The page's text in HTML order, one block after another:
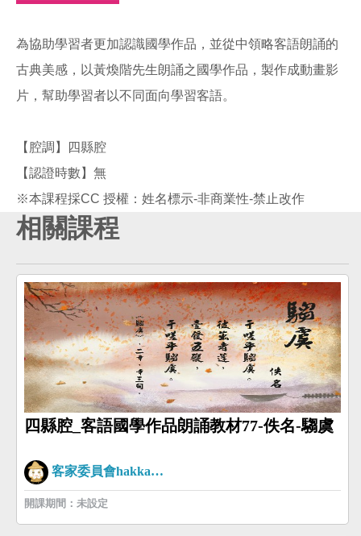
為協助學習者更加認識國學作品，並從中領略客語朗誦的
古典美感，以黃煥階先生朗誦之國學作品，製作成動畫影
片，幫助學習者以不同面向學習客語。
【腔調】四縣腔
【認證時數】無
相關課程
四縣腔_客語國學作品朗誦教材77-佚名-騶虞
客家委員會hakkaman
開課期間：未設定